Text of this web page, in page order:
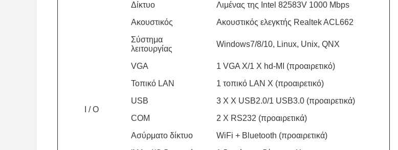
Δίκτυο
Λιμένας της Intel 82583V 1000 Mbps
Ακουστικός
Ακουστικός ελεγκτής Realtek ACL662
Σύστημα
λειτουργίας
Windows7/8/10, Linux, Unix, QNX
I / Ο
VGA
1 VGA Χ/1 X hd-MI (προαιρετικό)
Τοπικό LAN
1 τοπικό LAN Χ (προαιρετικό)
USB
3 Χ Χ USB2.0/1 USB3.0 (προαιρετικά)
COM
2 Χ RS232 (προαιρετικά)
Ασύρματο δίκτυο
WiFi + Bluetooth (προαιρετικά)